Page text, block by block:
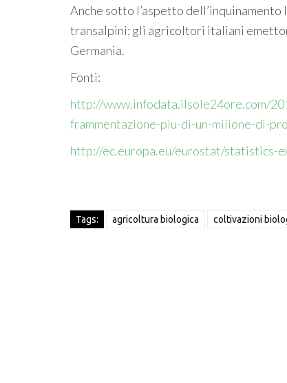
Anche sotto l’aspetto
transalpini: gli agricoltori italiani
Germania.
Fonti:
http://www.infodata.ilsole24ore.com/
frammentazione-piu-di-un-milione-di-
http://ec.europa.eu/eurostat/statistics-
Tags: agricoltura biologica coltivazioni